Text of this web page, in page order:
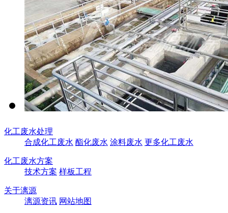
化工废水处理
合成化工废水 酯化废水 涂料废水 更多化工废水
化工废水方案
技术方案 样板工程
关于漓源
漓源资讯 网站地图